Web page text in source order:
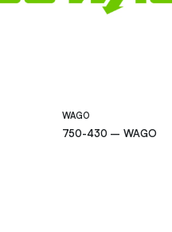
WAGO
750-430 – WAGO